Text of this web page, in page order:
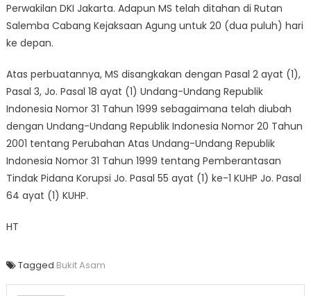
Perwakilan DKI Jakarta. Adapun MS telah ditahan di Rutan
Salemba Cabang Kejaksaan Agung untuk 20 (dua puluh) hari
ke depan.
Atas perbuatannya, MS disangkakan dengan Pasal 2 ayat (1),
Pasal 3, Jo. Pasal 18 ayat (1) Undang-Undang Republik
Indonesia Nomor 31 Tahun 1999 sebagaimana telah diubah
dengan Undang-Undang Republik Indonesia Nomor 20 Tahun
2001 tentang Perubahan Atas Undang-Undang Republik
Indonesia Nomor 31 Tahun 1999 tentang Pemberantasan
Tindak Pidana Korupsi Jo. Pasal 55 ayat (1) ke-1 KUHP Jo. Pasal
64 ayat (1) KUHP.
HT
Tagged Bukit Asam